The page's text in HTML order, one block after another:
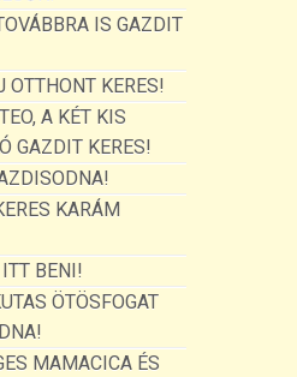
IS GAZDIT
OTTHONT KERES!
A KÉT KIS
GAZDIT KERES!
KARÁM
BENI!
ÖTÖSFOGAT
MAMACICA ÉS